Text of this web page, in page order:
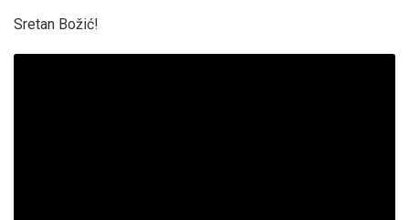
Sretan Božić!